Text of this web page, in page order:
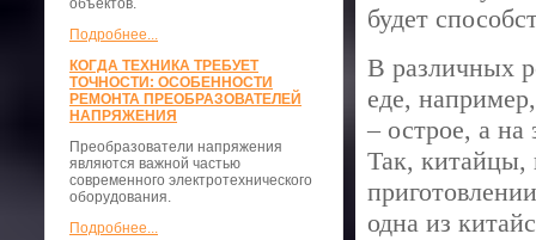
объектов.
Подробнее...
КОГДА ТЕХНИКА ТРЕБУЕТ
ТОЧНОСТИ: ОСОБЕННОСТИ
РЕМОНТА ПРЕОБРАЗОВАТЕЛЕЙ
НАПРЯЖЕНИЯ
Преобразователи напряжения
являются важной частью
современного электротехнического
оборудования.
Подробнее...
будет
В различных
еде,
– острое, а на
Так, китайцы,
одна из